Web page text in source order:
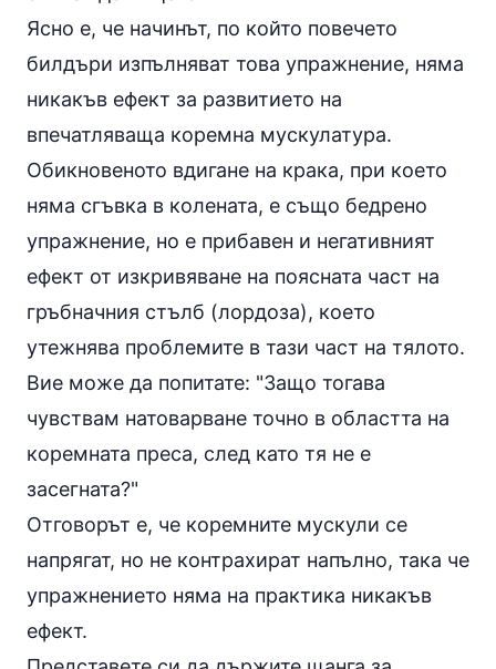
Ясно е, че начинът, по който повечето
билдъри изпълняват това упражнение, няма
никакъв ефект за развитието на
впечатляваща коремна мускулатура.
Обикновеното вдигане на крака, при което
няма сгъвка в колената, е също бедрено
упражнение, но е прибавен и негативният
ефект от изкривяване на поясната част на
гръбначния стълб (лордоза), което
утежнява проблемите в тази част на тялото.
Вие може да попитате: "Защо тогава
чувствам натоварване точно в областта на
коремната преса, след като тя не е
засегната?"
Отговорът е, че коремните мускули се
напрягат, но не контрахират напълно, така че
упражнението няма на практика никакъв
ефект.